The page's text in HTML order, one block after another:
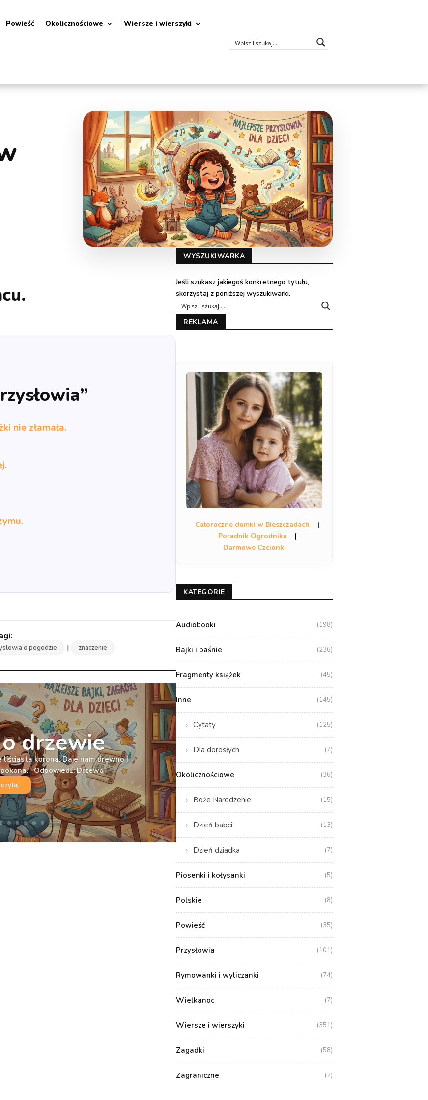
Powieść Okolicznościowe Wiersze i wierszyki
nie złamała.
o pogodzie | znaczenie
drzewie
liściasta korona. Daje nam drewno i
Odpowiedź: Drzewo
WYSZUKIWARKA
Jeśli szukasz jakiegoś konkretnego tytułu,
skorzystaj z poniższej wyszukiwarki.
REKLAMA
Całoroczne domki w Bieszczadach
|
Poradnik Ogrodnika
|
Darmowe Czcionki
KATEGORIE
Audiobooki (198)
Bajki i baśnie (236)
Fragmenty książek (45)
Inne (145)
Cytaty (125)
Dla dorosłych (7)
Okolicznościowe (36)
Boże Narodzenie (15)
Dzień babci (13)
Dzień dziadka (7)
Piosenki i kołysanki (5)
Polskie (8)
Powieść (35)
Przysłowia (101)
Rymowanki i wyliczanki (74)
Wielkanoc (7)
Wiersze i wierszyki (351)
Zagadki (58)
Zagraniczne (2)